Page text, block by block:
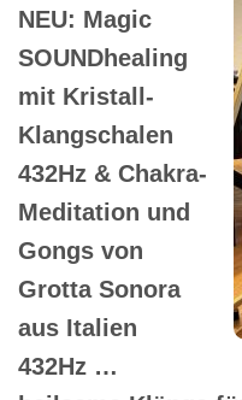
NEU: Magic
SOUNDhealing
mit Kristall-
Klangschalen
432Hz & Chakra-
Meditation und
Gongs von
Grotta Sonora
aus Italien
432Hz …